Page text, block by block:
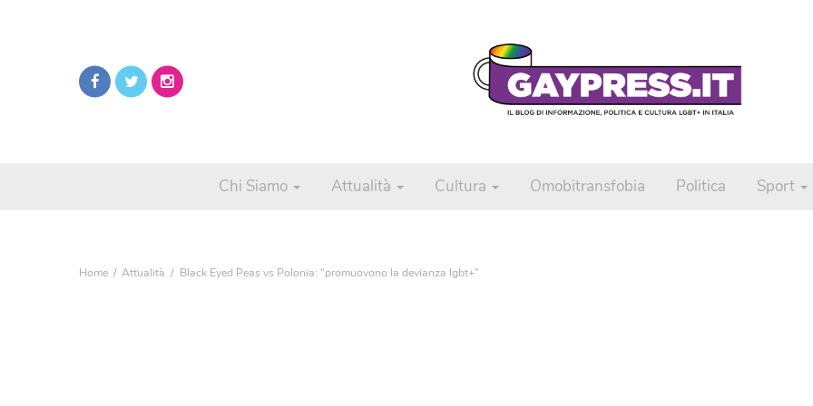
Chi Siamo Attualità Cultura Omobitransfobia Politica Sport
Home Attualità Black Eyed Peas vs Polonia: “promuovono la devianza lgbt+”